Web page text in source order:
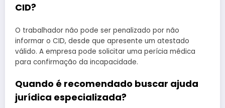
CID?
O trabalhador não pode ser penalizado por não
informar o CID, desde que apresente um atestado
válido. A empresa pode solicitar uma perícia médica
para confirmação da incapacidade.
Quando é recomendado buscar ajuda
jurídica especializada?